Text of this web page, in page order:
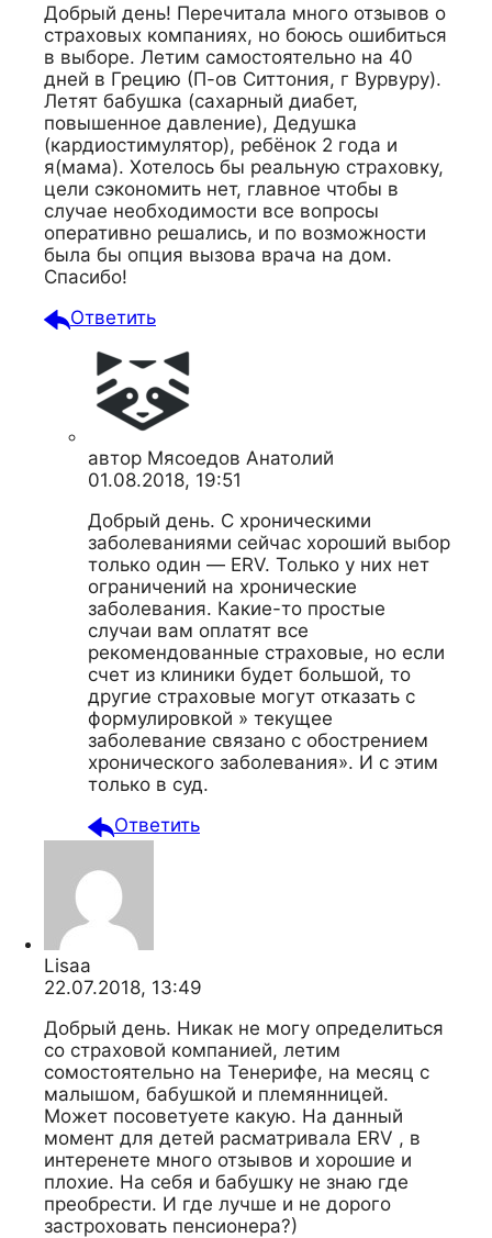
Добрый день! Перечитала много отзывов о
страховых компаниях, но боюсь ошибиться
в выборе. Летим самостоятельно на 40
дней в Грецию (П-ов Ситтония, г Вурвуру).
Летят бабушка (сахарный диабет,
повышенное давление), Дедушка
(кардиостимулятор), ребёнок 2 года и
я(мама). Хотелось бы реальную страховку,
цели сэкономить нет, главное чтобы в
случае необходимости все вопросы
оперативно решались, и по возможности
была бы опция вызова врача на дом.
Спасибо!
Ответить
автор Мясоедов Анатолий
01.08.2018, 19:51
Добрый день. С хроническими
заболеваниями сейчас хороший выбор
только один — ERV. Только у них нет
ограничений на хронические
заболевания. Какие-то простые
случаи вам оплатят все
рекомендованные страховые, но если
счет из клиники будет большой, то
другие страховые могут отказать с
формулировкой » текущее
заболевание связано с обострением
хронического заболевания». И с этим
только в суд.
Ответить
Lisaa
22.07.2018, 13:49
Добрый день. Никак не могу определиться
со страховой компанией, летим
сомостоятельно на Тенерифе, на месяц с
малышом, бабушкой и племянницей.
Может посоветуете какую. На данный
момент для детей расматривала ERV , в
интеренете много отзывов и хорошие и
плохие. На себя и бабушку не знаю где
преобрести. И где лучше и не дорого
застроховать пенсионера?)